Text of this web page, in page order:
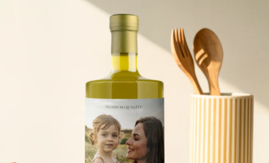
4,8 (basierend auf +15.000 Bewertungen)
Unsere Geschenke begeistern. Kunden bewerten uns mit
4,8 bei Google Reviews (Gesamtergebnis aller Länder, in
die wir versenden).
Mit Liebe gemacht, im Handumdrehen
Erstelle etwas Einzigartiges in wenigen Schritten – mit